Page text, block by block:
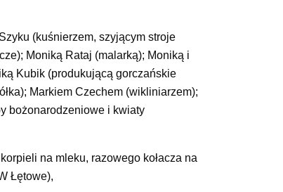
(kuśnierzem, szyjącym stroje
Moniką Rataj (malarką); Moniką i
Kubik (produkującą gorczańskie
Markiem Czechem (wikliniarzem);
bożonarodzeniowe i kwiaty
na mleku, razowego kołacza na
Łętowe),